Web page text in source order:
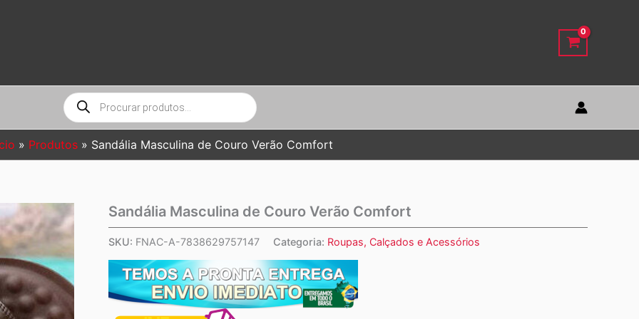
Pesquisar
produtos
Produtos Sandália Masculina de Couro Verão Comfort
Sandália Masculina de Couro Verão Comfort
SKU: FNAC-A-7838629757147 Categoria: Roupas, Calçados e Acessórios